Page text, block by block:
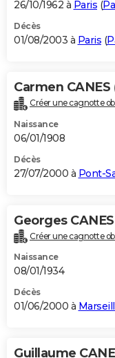
26/10/1962 à Paris (
Décès
01/08/2003 à Paris (
Carmen CANES
Créer une cagnotte
Naissance
06/01/1908
Décès
27/07/2000 à Pont-
Georges CANES
Créer une cagnotte
Naissance
08/01/1934
Décès
01/06/2000 à
Guillaume